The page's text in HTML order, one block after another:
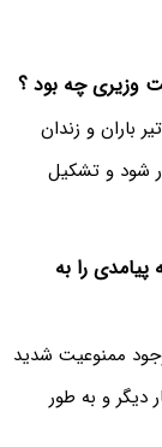
باران و زندان
شود و تشکیل
را به
ممنوعیت شدید
دیگر و به طور